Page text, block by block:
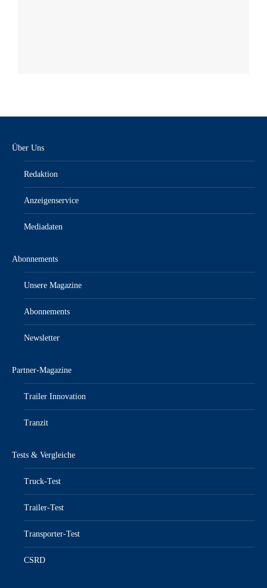
Über Uns
Redaktion
Anzeigenservice
Mediadaten
Abonnements
Unsere Magazine
Abonnements
Newsletter
Partner-Magazine
Trailer Innovation
Tranzit
Tests & Vergleiche
Truck-Test
Trailer-Test
Transporter-Test
CSRD